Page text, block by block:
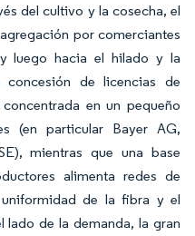
del cultivo y la cosecha, el
por comerciantes
luego hacia el hilado y la
de licencias de
en un pequeño
(en particular Bayer AG,
mientras que una base
alimenta redes de
de la fibra y el
de la demanda, la gran